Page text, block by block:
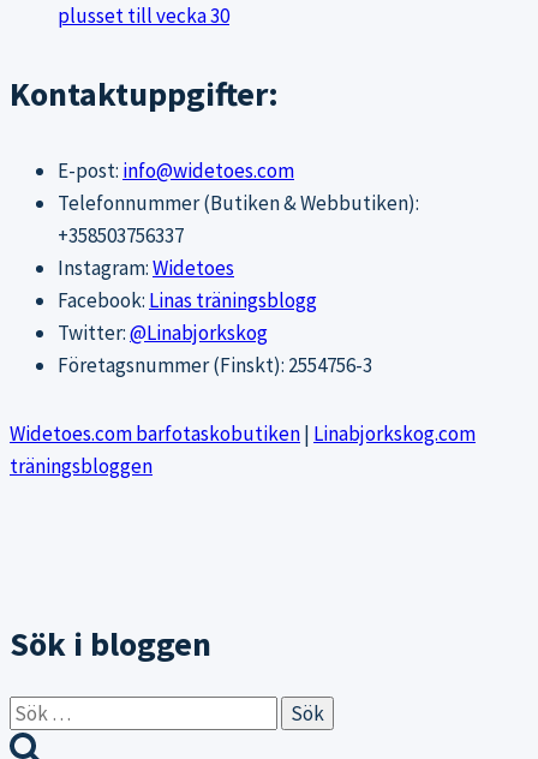
plusset till vecka 30
Kontaktuppgifter:
E-post: info@widetoes.com
Telefonnummer (Butiken & Webbutiken):
+358503756337
Instagram:Widetoes
Facebook: Linas träningsblogg
Twitter:@Linabjorkskog
Företagsnummer (Finskt): 2554756-3
Widetoes.com barfotaskobutiken| Linabjorkskog.com
träningsbloggen
Sök i bloggen
Sök
efter: